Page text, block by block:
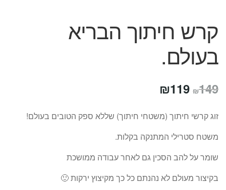
קרש חיתוך הבריא
בעולם.
₪149 המחיר
היה:
₪149.
₪119
הוא:
₪119.
זוג קרשי חיתוך (משטחי חיתוך) שללא ספק הטובים בעולם!
משטח סטרילי המתנקה בקלות.
שומר על להב הסכין גם לאחר עבודה ממושכת
בקיצור מעולם לא נהנתם כל כך מקיצוץ ירקות 🙂